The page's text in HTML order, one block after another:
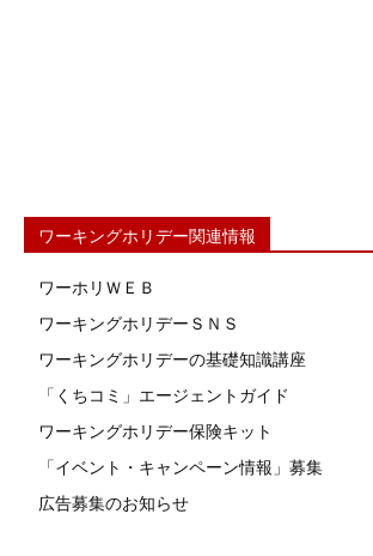
ワーキングホリデー関連情報
ワーホリＷＥＢ
ワーキングホリデーＳＮＳ
ワーキングホリデーの基礎知識講座
「くちコミ」エージェントガイド
ワーキングホリデー保険キット
「イベント・キャンペーン情報」募集
広告募集のお知らせ